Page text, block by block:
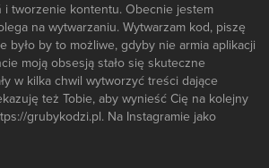
tworzenie kontentu. Obecnie jestem
na wytwarzaniu. Wytwarzam kod, piszę
było by to możliwe, gdyby nie armia aplikacji
moją obsesją stało się skuteczne
w kilka chwil wytworzyć treści dające
też Tobie, aby wynieść Cię na kolejny
grubykodzi.pl. Na Instagramie jako